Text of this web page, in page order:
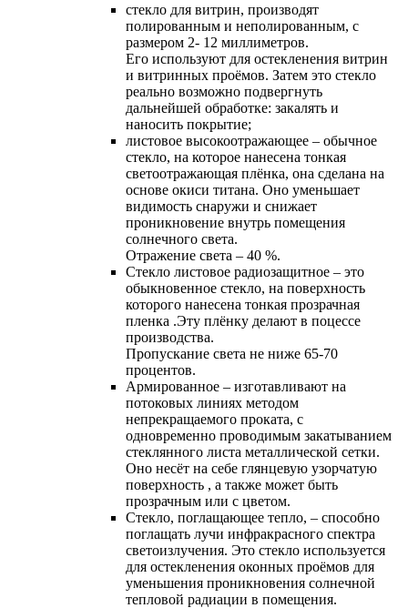
стекло для витрин, производят
полированным и неполированным, с
размером 2- 12 миллиметров.
Его используют для остекленения витрин
и витринных проёмов. Затем это стекло
реально возможно подвергнуть
дальнейшей обработке: закалять и
наносить покрытие;
листовое высокоотражающее – обычное
стекло, на которое нанесена тонкая
светоотражающая плёнка, она сделана на
основе окиси титана. Оно уменьшает
видимость снаружи и снижает
проникновение внутрь помещения
солнечного света.
Отражение света – 40 %.
Cтекло листовое радиозащитное – это
обыкновенное стекло, на поверхность
которого нанесена тонкая прозрачная
пленка .Эту плёнку делают в поцессе
производства.
Пропускание света не ниже 65-70
процентов.
Армированное – изготавливают на
потоковых линиях методом
непрекращаемого проката, с
одновременно проводимым закатыванием
стеклянного листа металлической сетки.
Оно несёт на себе глянцевую узорчатую
поверхность , а также может быть
прозрачным или с цветом.
Стекло, поглащающее тепло, – способно
поглащать лучи инфракрасного спектра
светоизлучения. Это стекло используется
для остекленения оконных проёмов для
уменьшения проникновения солнечной
тепловой радиации в помещения.